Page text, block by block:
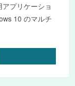
プリケーショ
10 のマルチ